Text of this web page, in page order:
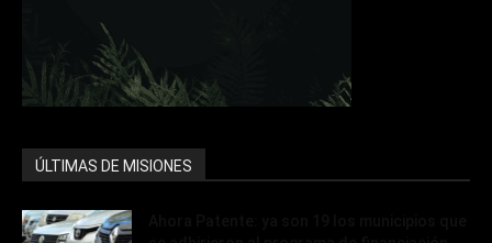
ÚLTIMAS DE MISIONES